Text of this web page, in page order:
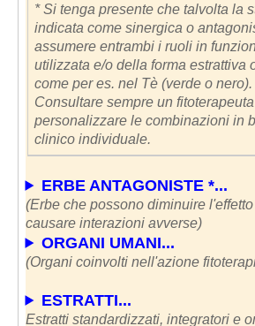
* Si tenga presente che talvolta la
indicata come sinergica o
assumere entrambi i ruoli in
utilizzata e/o della forma estrattiva
come per es. nel Tè (verde o nero).
Consultare sempre un
personalizzare le combinazioni in
clinico individuale.
ERBE ANTAGONISTE *...
(Erbe che possono diminuire
causare interazioni avverse)
ORGANI UMANI...
(Organi coinvolti nell'azione
ESTRATTI...
Estratti standardizzati, integratori e